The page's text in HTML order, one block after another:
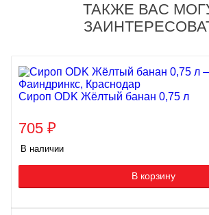
ТАКЖЕ ВАС
Сироп ODK Жёлтый банан 0,75 л
705 ₽
В наличии
В корзину